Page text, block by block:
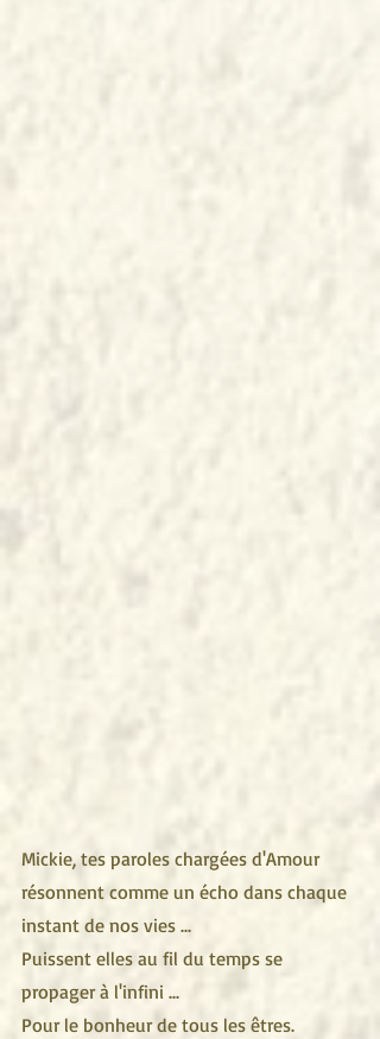
Mickie, tes paroles chargées d'Amour
résonnent comme un écho dans chaque
instant de nos vies ...
Puissent elles au fil du temps se
propager à l'infini ...
Pour le bonheur de tous les êtres.